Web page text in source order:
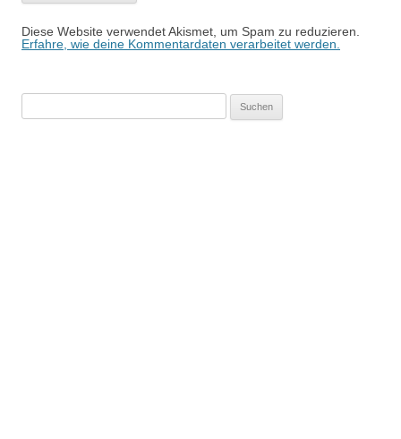
Diese Website verwendet Akismet, um Spam zu reduzieren.
Erfahre, wie deine Kommentardaten verarbeitet werden.